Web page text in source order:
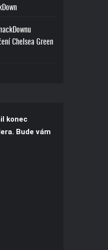
Chelsea Green
konec
Bude vám